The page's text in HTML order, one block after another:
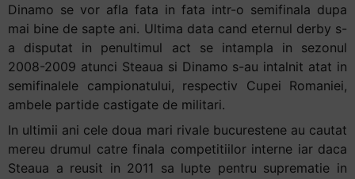
Dinamo se vor afla fata in fata intr-o semifinala dupa
mai bine de sapte ani. Ultima data cand eternul derby s-
a disputat in penultimul act se intampla in sezonul
2008-2009 atunci Steaua si Dinamo s-au intalnit atat in
semifinalele campionatului, respectiv Cupei Romaniei,
ambele partide castigate de militari.
In ultimii ani cele doua mari rivale bucurestene au cautat
mereu drumul catre finala competitiilor interne iar daca
Steaua a reusit in 2011 sa lupte pentru suprematie in